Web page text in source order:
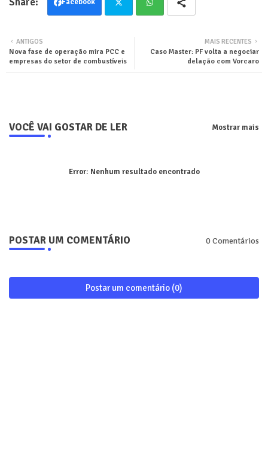
Facebook
ter tsa
MAIS RECENTES
Caso Master: PF volta a negociar
delação com Vorcaro
ANTIGOS
Nova fase de operação mira PCC e
empresas do setor de combustíveis
VOCÊ VAI GOSTAR DE LER Mostrar mais
Error: Nenhum resultado encontrado
POSTAR UM COMENTÁRIO 0 Comentários
Postar um comentário (0)